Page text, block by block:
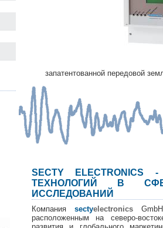
запатентованной передовой
SECTY
ТЕХНОЛОГИЙ В
ИССЛЕДОВАНИЙ
Компания sectyelectronics
расположенным на северо-